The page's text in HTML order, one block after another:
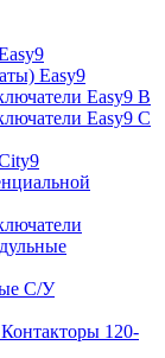
Easy9
Easy9 В
Easy9 С
C/У
120-